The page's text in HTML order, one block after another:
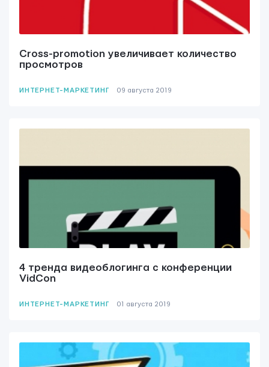
Cross-promotion увеличивает количество
просмотров
ИНТЕРНЕТ-МАРКЕТИНГ 09 августа 2019
4 тренда видеоблогинга с конференции
VidCon
ИНТЕРНЕТ-МАРКЕТИНГ 01 августа 2019